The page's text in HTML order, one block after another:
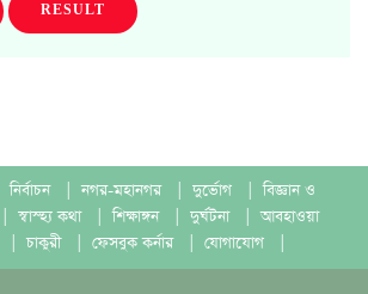
RESULT
নির্বাচন নগর-মহানগর দুর্ভোগ
বিজ্ঞান ও
স্বাস্হ্য কথা শিক্ষাঙ্গন দুর্ঘটনা
আবহাওয়া
চাকুরী ফেসবুক কর্নার যোগাযোগ